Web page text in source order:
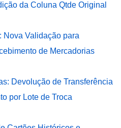
da Coluna Qtde Original
Nova Validação para
de Mercadorias
Devolução de Transferência
por Lote de Troca